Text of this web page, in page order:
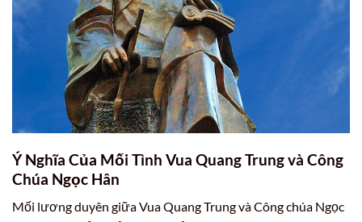
Ý Nghĩa Của Mối Tình Vua Quang Trung và Công
Chúa Ngọc Hân
Mối lương duyên giữa Vua Quang Trung và Công chúa Ngọc